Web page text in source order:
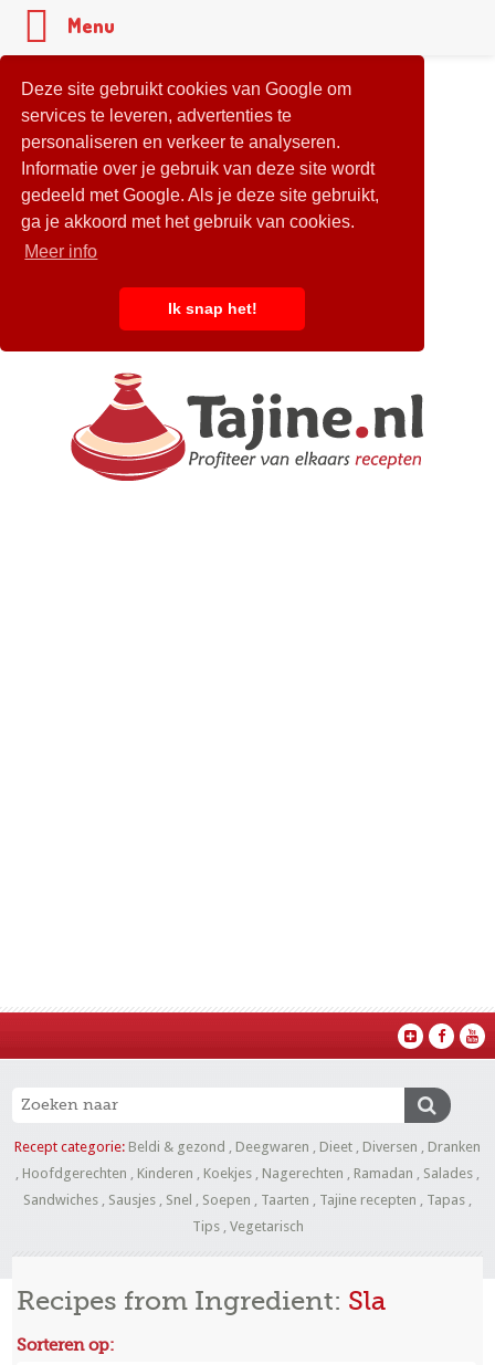
Deze site gebruikt cookies van Google om
services te leveren, advertenties te
personaliseren en verkeer te analyseren.
Informatie over je gebruik van deze site wordt
gedeeld met Google. Als je deze site gebruikt,
ga je akkoord met het gebruik van cookies.
Meer info
Ik snap het!
Recept categorie: Beldi & gezond , Deegwaren , Dieet , Diversen , Dranken
, Hoofdgerechten , Kinderen , Koekjes , Nagerechten , Ramadan , Salades ,
Sandwiches , Sausjes , Snel , Soepen , Taarten , Tajine recepten , Tapas ,
Tips, Vegetarisch
Recipes from Ingredient: Sla
Sorteren op:
Menu